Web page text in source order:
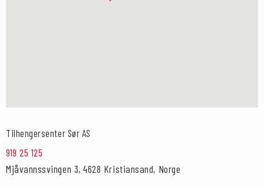
Tilhengersenter Sør AS
919 25 125
Mjåvannssvingen 3, 4628 Kristiansand, Norge